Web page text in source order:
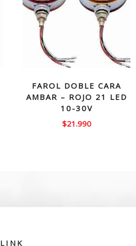
FAROL DOBLE CARA
AMBAR – ROJO 21 LED
10-30V
$21.990
LINK